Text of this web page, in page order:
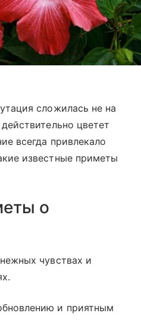
сложилась не на
цветет
всегда привлекало
известные приметы
о
чувствах и
и приятным